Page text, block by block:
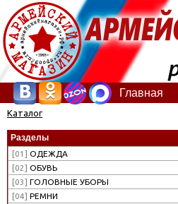
Главная
Каталог
Разделы
[01] ОДЕЖДА
[02] ОБУВЬ
[03] ГОЛОВНЫЕ УБОРЫ
[04] РЕМНИ